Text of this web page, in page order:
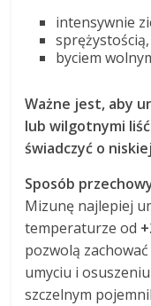
intensywnie
sprężystością,
byciem
Ważne jest, aby
lub wilgotnymi
świadczyć o
Sposób
Mizunę najlepiej
temperaturze od
pozwolą
umyciu i
szczelnym